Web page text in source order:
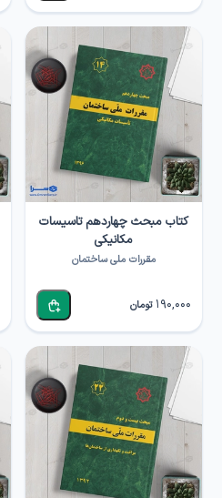
کتاب مبحث چهاردهم تاسیسات
مکانیکی
مقررات ملی ساختمان
190,000 تومان